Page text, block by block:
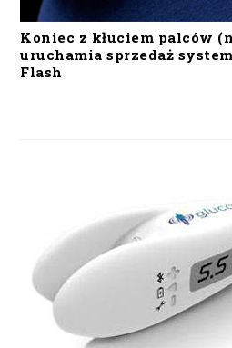
Koniec z kłuciem palców
uruchamia sprzedaż
Flash